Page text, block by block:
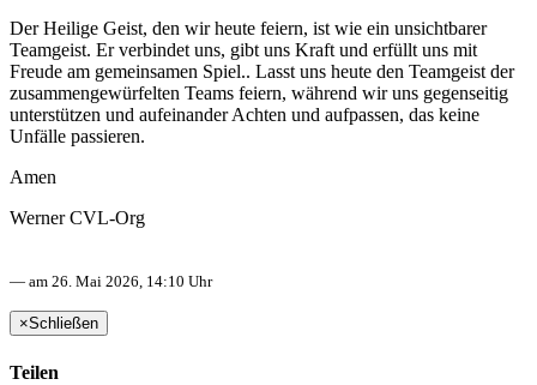
Der Heilige Geist, den wir heute feiern, ist wie ein unsichtbarer
Teamgeist. Er verbindet uns, gibt uns Kraft und erfüllt uns mit
Freude am gemeinsamen Spiel.. Lasst uns heute den Teamgeist der
zusammengewürfelten Teams feiern, während wir uns gegenseitig
unterstützen und aufeinander Achten und aufpassen, das keine
Unfälle passieren.
Amen
Werner CVL-Org
— am 26. Mai 2026, 14:10 Uhr
×Schließen
Teilen